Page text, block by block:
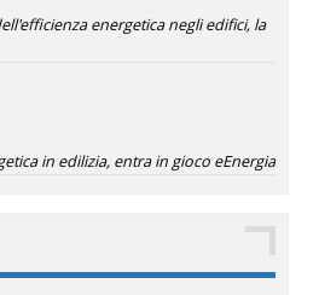
energetica negli edifici, la
in edilizia, entra in gioco eEnergia